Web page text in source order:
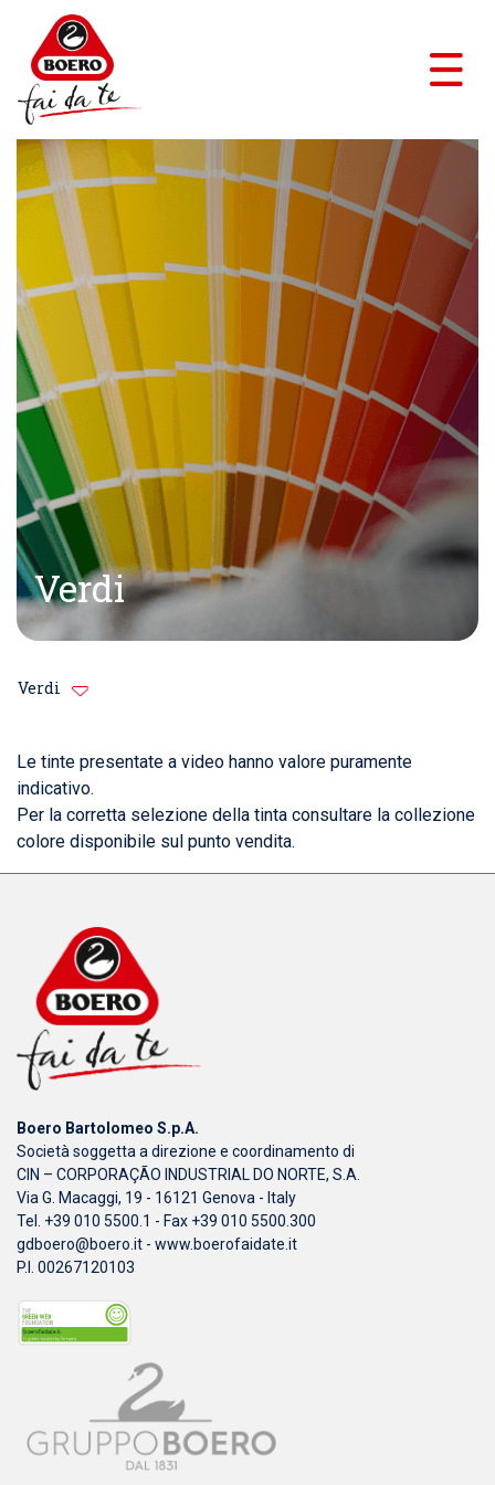
Verdi
Verdi
Le tinte presentate a video hanno valore puramente
indicativo.
Per la corretta selezione della tinta consultare la collezione
colore disponibile sul punto vendita.
Boero Bartolomeo S.p.A.
Società soggetta a direzione e coordinamento di
CIN – CORPORAÇÃO INDUSTRIAL DO NORTE, S.A.
Via G. Macaggi, 19 - 16121 Genova - Italy
Tel. +39 010 5500.1 - Fax +39 010 5500.300
gdboero@boero.it - www.boerofaidate.it
P.I. 00267120103